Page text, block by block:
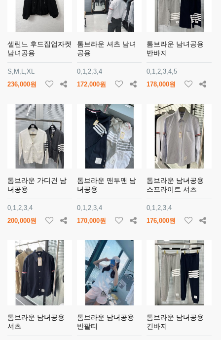
셀린느 후드집업자켓
남녀공용
S,M,L,XL
236,000원
톰브라운 셔츠 남녀
공용
0,1,2,3,4
172,000원
톰브라운 남녀공용
반바지
0,1,2,3,4,5
178,000원
톰브라운 가디건 남
녀공용
0,1,2,3,4
200,000원
톰브라운 맨투맨 남
녀공용
0,1,2,3,4
170,000원
톰브라운 남녀공용
스프라이트 셔츠
0,1,2,3,4
176,000원
톰브라운 남녀공용
셔츠
톰브라운 남녀공용
반팔티
톰브라운 남녀공용
긴바지